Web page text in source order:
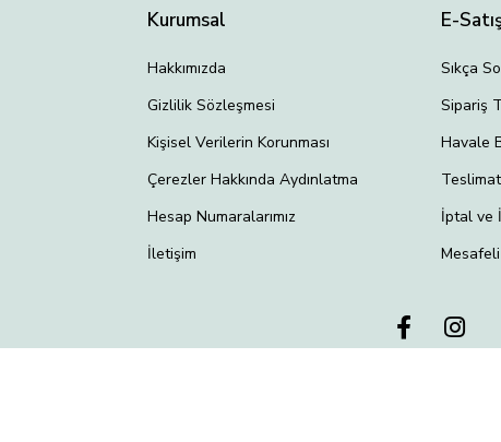
Kurumsal
Hakkımızda
Gizlilik Sözleşmesi
Kişisel Verilerin Korunması
Çerezler Hakkında Aydınlatma
Hesap Numaralarımız
İletişim
E-
Sıkça
Sipariş
Havale
İptal ve